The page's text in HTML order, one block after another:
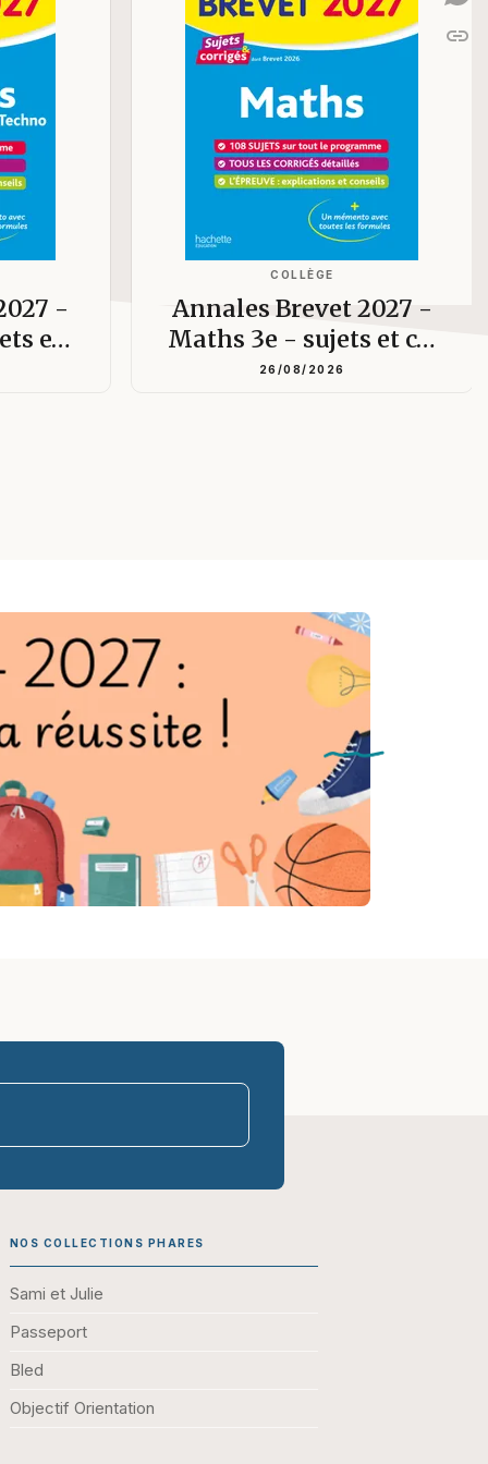
-
e…
COLLÈGE
Annales Brevet 2027 -
Maths 3e - sujets et c…
26/08/2026
link
NOS COLLECTIONS PHARES
Sami et Julie
Passeport
Bled
Objectif Orientation